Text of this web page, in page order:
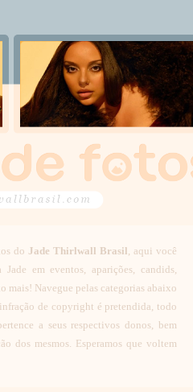
do Jade Thirlwall Brasil, aqui você
em eventos, aparições, candids,
mais! Navegue pelas categorias abaixo
de copyright é pretendida, todo
a seus respectivos donos, bem
dos mesmos. Esperamos que voltem